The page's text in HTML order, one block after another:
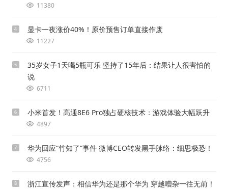
11380
4 显卡一夜涨价40%！原价预售订单直接作废
11227
5
35岁女子1天喝5瓶可乐 坚持了15年后：结果让人很害怕的
说
6711
6 小米首发！高通8E6 Pro独占硬核技术：游戏体验大幅跃升
4897
7 华为回应“竹知了”事件 微博CEO转发黑手脉络：细思极恐！
4756
8 浙江宣传发声：相信华为还是那个华为 穿越嘈杂一往无前！